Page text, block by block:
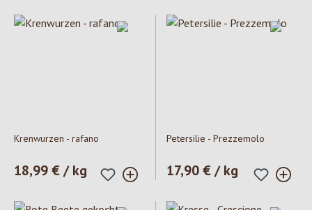
Krenwurzen - rafano
Prezzo normale:
18,99 € / kg
Petersilie - Prezzemolo
Prezzo normale:
17,90 € / kg